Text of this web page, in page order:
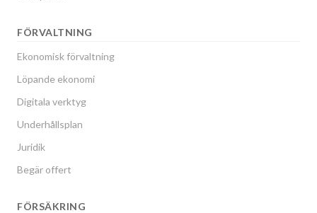
FÖRVALTNING
Ekonomisk förvaltning
Löpande ekonomi
Digitala verktyg
Underhållsplan
Juridik
Begär offert
FÖRSÄKRING